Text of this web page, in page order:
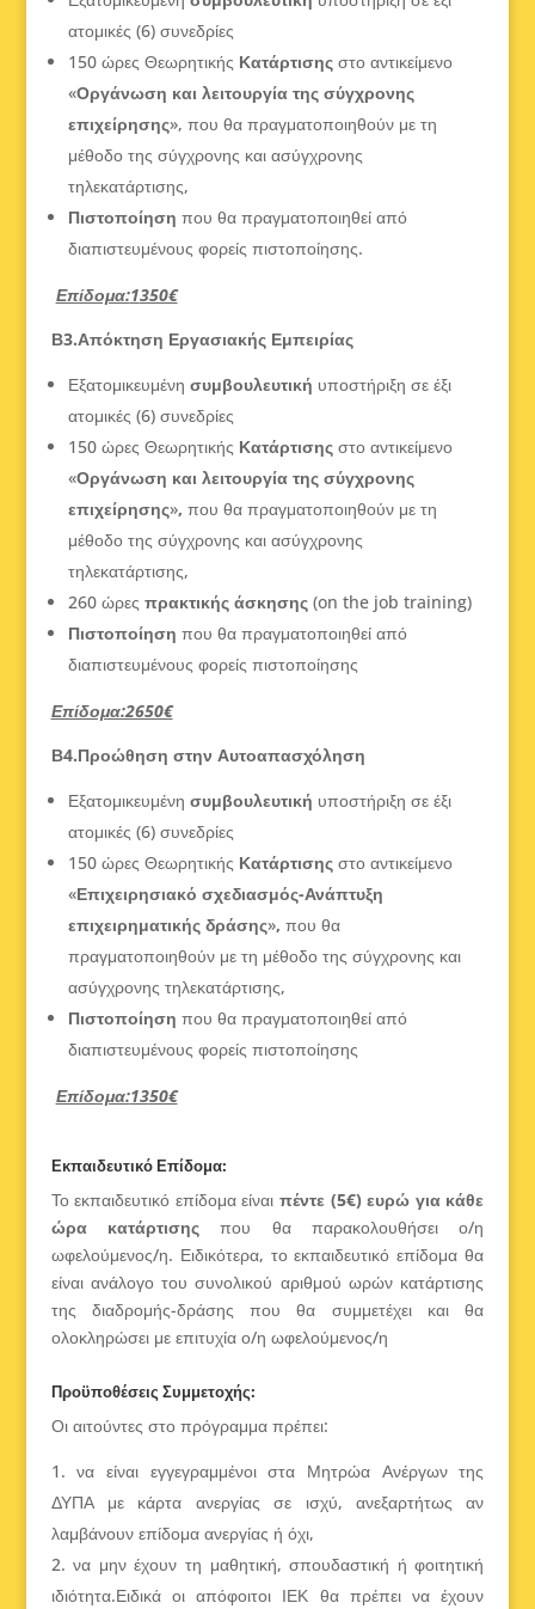
ατομικές (6) συνεδρίες
150 ώρες Θεωρητικής Κατάρτισης στο αντικείμενο
«Οργάνωση και λειτουργία της σύγχρονης
επιχείρησης», που θα πραγματοποιηθούν με τη
μέθοδο της σύγχρονης και ασύγχρονης
τηλεκατάρτισης,
Πιστοποίηση που θα πραγματοποιηθεί από
διαπιστευμένους φορείς πιστοποίησης.
Επίδομα:1350€
Β3.Απόκτηση Εργασιακής Εμπειρίας
Εξατομικευμένη συμβουλευτική υποστήριξη σε έξι
ατομικές (6) συνεδρίες
150 ώρες Θεωρητικής Κατάρτισηςστο αντικείμενο
«Οργάνωση και λειτουργία της σύγχρονης
επιχείρησης», που θα πραγματοποιηθούν με τη
μέθοδο της σύγχρονης και ασύγχρονης
τηλεκατάρτισης,
260 ώρες πρακτικής άσκησης(on the job training)
Πιστοποίηση που θα πραγματοποιηθεί από
διαπιστευμένους φορείς πιστοποίησης
Επίδομα:2650€
Β4.Προώθηση στην Αυτοαπασχόληση
Εξατομικευμένη συμβουλευτική υποστήριξη σε έξι
ατομικές (6) συνεδρίες
150 ώρες Θεωρητικής Κατάρτισης στο αντικείμενο
«Επιχειρησιακό σχεδιασμός-Ανάπτυξη
επιχειρηματικής δράσης», που θα
πραγματοποιηθούν με τη μέθοδο της σύγχρονης και
ασύγχρονης τηλεκατάρτισης,
Πιστοποίηση που θα πραγματοποιηθεί από
διαπιστευμένους φορείς πιστοποίησης
Επίδομα:1350€
Εκπαιδευτικό Επίδομα:
Το εκπαιδευτικό επίδομα είναι πέντε (5€) ευρώ για κάθε
ώρα κατάρτισηςπου θα παρακολουθήσει ο/η
ωφελούμενος/η. Ειδικότερα, το εκπαιδευτικό επίδομα θα
είναι ανάλογο του συνολικού αριθμού ωρών κατάρτισης
της διαδρομής-δράσης που θα συμμετέχει και θα
ολοκληρώσει με επιτυχία ο/η ωφελούμενος/η
Προϋποθέσεις Συμμετοχής:
Οι αιτούντες στο πρόγραμμα πρέπει:
να είναι εγγεγραμμένοι στα Μητρώα Ανέργων της
ΔΥΠΑ με κάρτα ανεργίας σε ισχύ, ανεξαρτήτως αν
λαμβάνουν επίδομα ανεργίας ή όχι,
να μην έχουν τη μαθητική, σπουδαστική ή φοιτητική
ιδιότητα.Ειδικά οι απόφοιτοι ΙΕΚ θα πρέπει να έχουν